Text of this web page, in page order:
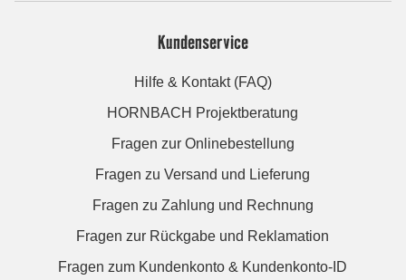
Kundenservice
Hilfe & Kontakt (FAQ)
HORNBACH Projektberatung
Fragen zur Onlinebestellung
Fragen zu Versand und Lieferung
Fragen zu Zahlung und Rechnung
Fragen zur Rückgabe und Reklamation
Fragen zum Kundenkonto & Kundenkonto-ID